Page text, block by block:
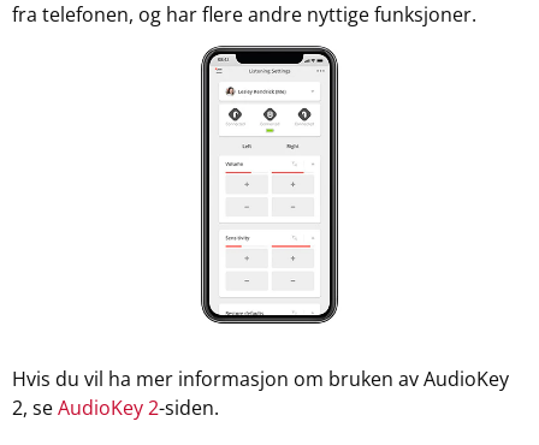
fra telefonen, og har flere andre nyttige funksjoner.
Hvis du vil ha mer informasjon om bruken av AudioKey
2, seAudioKey 2-siden.